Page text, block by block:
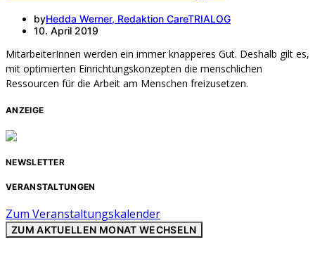
byHedda Werner, Redaktion CareTRIALOG
10. April 2019
MitarbeiterInnen werden ein immer knapperes Gut. Deshalb gilt es,
mit optimierten Einrichtungskonzepten die menschlichen
Ressourcen für die Arbeit am Menschen freizusetzen.
ANZEIGE
NEWSLETTER
VERANSTALTUNGEN
Zum Veranstaltungskalender
ZUM AKTUELLEN MONAT WECHSELN